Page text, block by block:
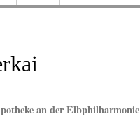
an der Elbphilharmonie